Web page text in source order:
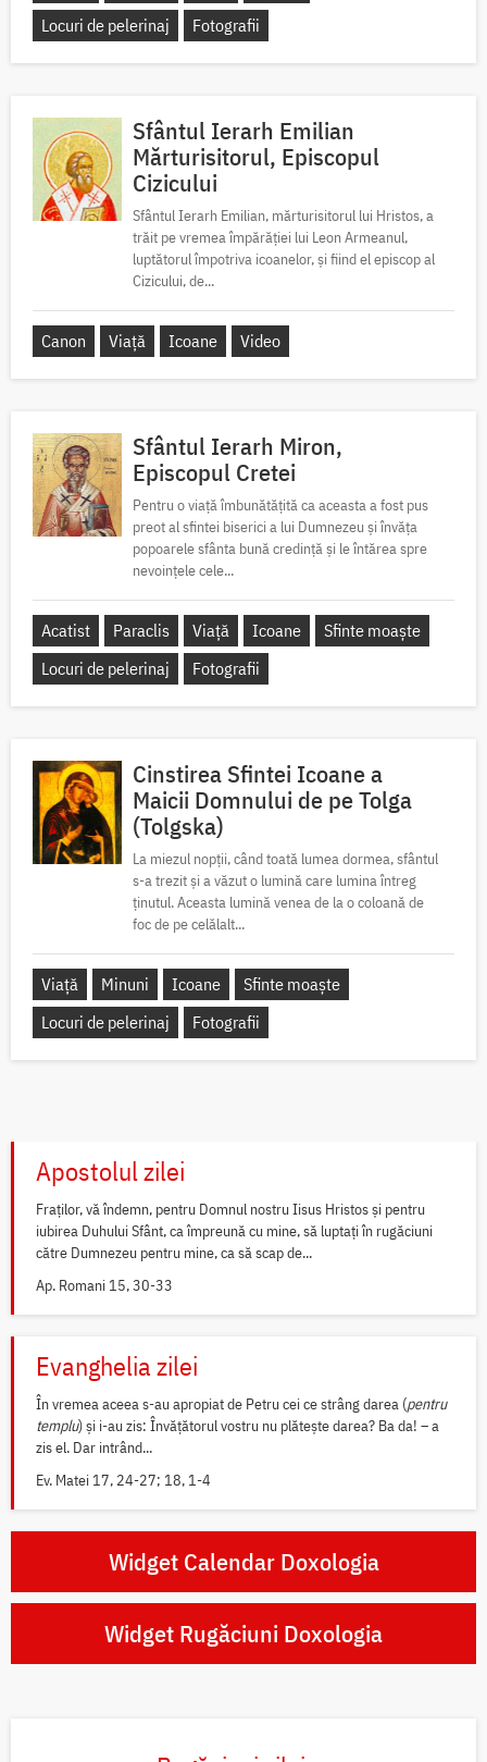
Locuri de pelerinaj
Fotografii
Sfântul Ierarh Emilian
Mărturisitorul, Episcopul
Cizicului
Sfântul Ierarh Emilian, mărturisitorul lui Hristos, a
trăit pe vremea împărăției lui Leon Armeanul,
luptătorul împotriva icoanelor, și fiind el episcop al
Cizicului, de...
Canon Viață Icoane Video
Sfântul Ierarh Miron,
Episcopul Cretei
Pentru o viață îmbunătățită ca aceasta a fost pus
preot al sfintei biserici a lui Dumnezeu și învăța
popoarele sfânta bună credință și le întărea spre
nevoințele cele...
Acatist Paraclis Viață Icoane
Sfinte moaște
Locuri de pelerinaj
Fotografii
Cinstirea Sfintei Icoane a
Maicii Domnului de pe Tolga
(Tolgska)
La miezul nopții, când toată lumea dormea, sfântul
s-a trezit și a văzut o lumină care lumina întreg
ținutul. Aceasta lumină venea de la o coloană de
foc de pe celălalt...
Viață Minuni Icoane
Sfinte moaște
Locuri de pelerinaj
Fotografii
Apostolul zilei
Fraților, vă îndemn, pentru Domnul nostru Iisus Hristos și pentru
iubirea Duhului Sfânt, ca împreună cu mine, să luptați în rugăciuni
către Dumnezeu pentru mine, ca să scap de...
Ap. Romani 15, 30-33
Evanghelia zilei
În vremea aceea s-au apropiat de Petru cei ce strâng darea (pentru
templu) și i-au zis: Învățătorul vostru nu plătește darea? Ba da! – a
zis el. Dar intrând...
Ev. Matei 17, 24-27; 18, 1-4
Widget Calendar Doxologia
Widget Rugăciuni Doxologia